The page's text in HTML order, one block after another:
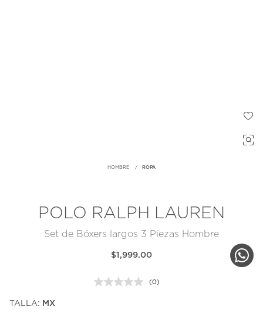
HOMBRE ROPA
POLO RALPH LAUREN
Set de Bóxers largos 3 Piezas Hombre
$1,999.00
Sin
(0)
TALLA: MX